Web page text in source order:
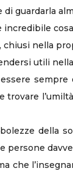
di guardarla
nella
utili
trovare
della
persone
che